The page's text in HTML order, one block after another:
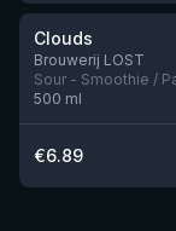
Clouds
Brouwerij LOST
Sour - Smoothie /
500 ml
€6.89